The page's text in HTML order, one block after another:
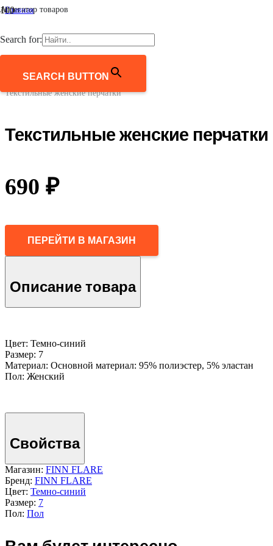
Агрегатор товаров
Search for:
SEARCH BUTTON
Главная
/
Перчатки и варежки
Текстильные женские перчатки
Текстильные женские перчатки
690 ₽
ПЕРЕЙТИ В МАГАЗИН
Описание товара
Цвет: Темно-cиний
Размер: 7
Материал: Основной материал: 95% полиэстер, 5% эластан
Пол: Женский
Свойства
Магазин: FINN FLARE
Бренд: FINN FLARE
Цвет: Темно-cиний
Размер: 7
Пол: Пол